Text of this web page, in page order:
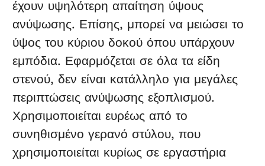
έχουν υψηλότερη απαίτηση ύψους
ανύψωσης. Επίσης, μπορεί να μειώσει το
ύψος του κύριου δοκού όπου υπάρχουν
εμπόδια. Εφαρμόζεται σε όλα τα είδη
στενού, δεν είναι κατάλληλο για μεγάλες
περιπτώσεις ανύψωσης εξοπλισμού.
Χρησιμοποιείται ευρέως από το
συνηθισμένο γερανό στύλου, που
χρησιμοποιείται κυρίως σε εργαστήρια